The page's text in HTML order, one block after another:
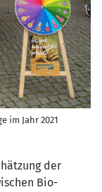
im Jahr 2021
der
Bio-